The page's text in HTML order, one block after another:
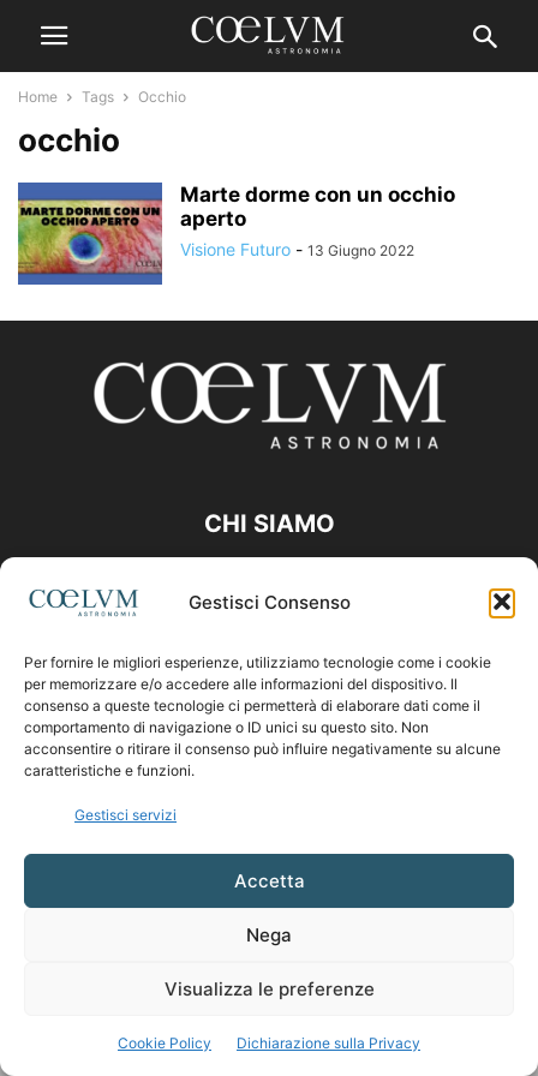
Gestisci Consenso
Per fornire le migliori esperienze, utilizziamo tecnologie come i cookie
per memorizzare e/o accedere alle informazioni del dispositivo. Il
consenso a queste tecnologie ci permetterà di elaborare dati come il
comportamento di navigazione o ID unici su questo sito. Non
acconsentire o ritirare il consenso può influire negativamente su alcune
caratteristiche e funzioni.
Gestisci servizi
Accetta
Nega
Visualizza le preferenze
Cookie Policy Dichiarazione sulla Privacy
Home Tags Occhio
occhio
Marte dorme con un occhio
aperto
Visione Futuro - 13 Giugno 2022
CHI SIAMO
Contattaci:coelumastro@coelum.com
SEGUICI